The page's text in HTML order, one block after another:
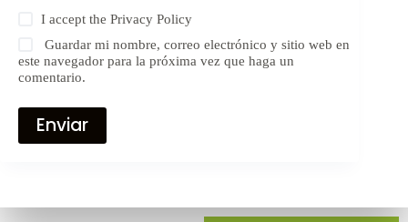
I accept thePrivacy Policy
Guardar mi nombre, correo electrónico y sitio web en
este navegador para la próxima vez que haga un
comentario.
Enviar